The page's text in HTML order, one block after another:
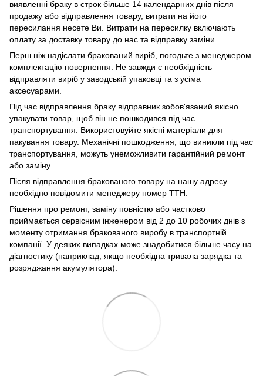
виявленні браку в строк більше 14 календарних днів після
продажу або відправлення товару, витрати на його
пересилання несете Ви. Витрати на пересилку включають
оплату за доставку товару до нас та відправку заміни.
Перш ніж надіслати бракований виріб, погодьте з менеджером
комплектацію повернення. Не завжди є необхідність
відправляти виріб у заводській упаковці та з усіма
аксесуарами.
Під час відправлення браку відправник зобов'язаний якісно
упакувати товар, щоб він не пошкодився під час
транспортування. Використовуйте якісні матеріали для
пакування товару. Механічні пошкодження, що виникли під час
транспортування, можуть унеможливити гарантійний ремонт
або заміну.
Після відправлення бракованого товару на нашу адресу
необхідно повідомити менеджеру номер ТТН.
Рішення про ремонт, заміну повністю або частково
приймається сервісним інженером від 2 до 10 робочих днів з
моменту отримання бракованого виробу в транспортній
компанії. У деяких випадках може знадобитися більше часу на
діагностику (наприклад, якщо необхідна тривала зарядка та
розряджання акумулятора).